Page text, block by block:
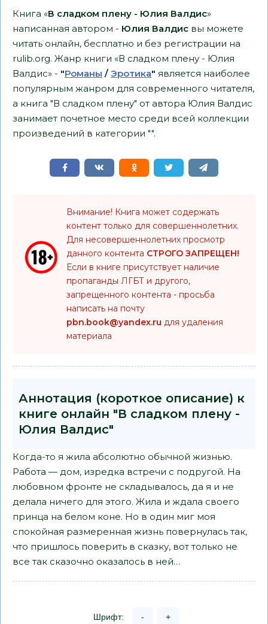
Книга «В сладком плену - Юлия Валдис»
написанная автором - Юлия Валдис вы можете
читать онлайн, бесплатно и без регистрации на
rulib.org. Жанр книги «В сладком плену - Юлия
Валдис» - "Романы / Эротика" является наиболее
популярным жанром для современного читателя,
а книга "В сладком плену" от автора Юлия Валдис
занимает почетное место среди всей коллекции
произведений в категории "".
Внимание! Книга может содержать
контент только для совершеннолетних.
Для несовершеннолетних просмотр
данного контента СТРОГО ЗАПРЕЩЕН!
Если в книге присутствует наличие
пропаганды ЛГБТ и другого,
запрещенного контента - просьба
написать на почту
pbn.book@yandex.ru для удаления
материала
Аннотация (короткое описание) к
книге онлайн "В сладком плену -
Юлия Валдис"
Когда-то я жила абсолютно обычной жизнью.
Работа — дом, изредка встречи с подругой. На
любовном фронте не складывалось, да я и не
делала ничего для этого. Жила и ждала своего
принца на белом коне. Но в один миг моя
спокойная размеренная жизнь повернулась так,
что пришлось поверить в сказку, вот только не
все так сказочно оказалось в ней…
Шрифт: - +